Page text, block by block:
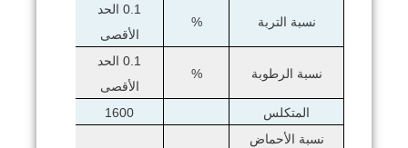
نسبة التربة %
0.1 الحد
الأقصى
نسبة الرطوبة %
0.1 الحد
الأقصى
المتكلس
1600
نسبة الأحماض